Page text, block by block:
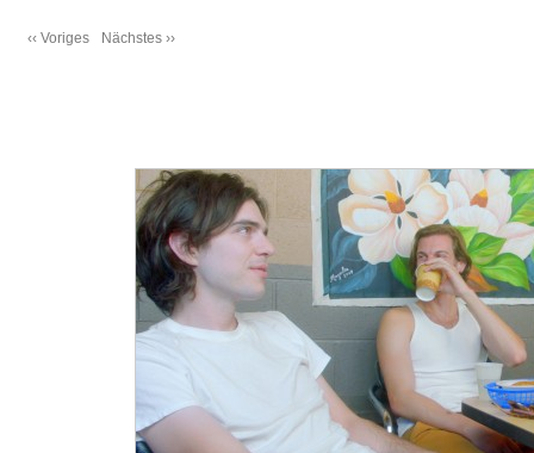
‹‹ Voriges Nächstes ››